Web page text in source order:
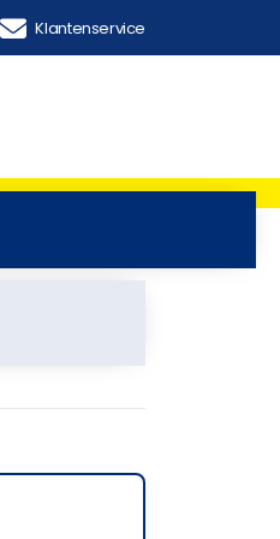
Klantenservice